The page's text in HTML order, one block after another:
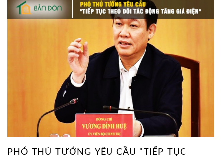
PHÓ THỦ TƯỚNG YÊU CẦU "TIẾP TỤC